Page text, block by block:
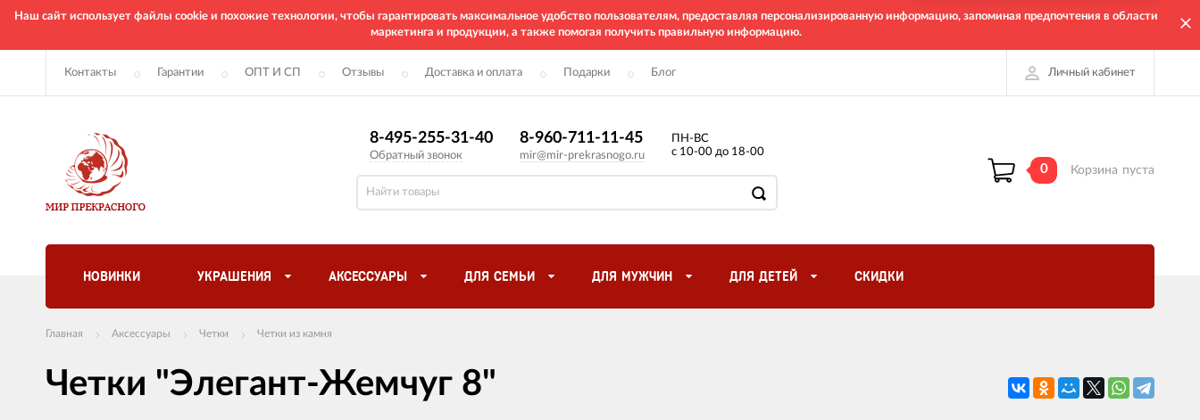
Наш сайт использует файлы cookie и похожие технологии, чтобы гарантировать максимальное удобство пользователям, предоставляя персонализированную информацию, запоминая предпочтения в области
маркетинга и продукции, а также помогая получить правильную информацию.
Контакты Гарантии ОПТ И СП Отзывы Доставка и оплата Подарки Блог Личный кабинет
8-495-255-31-40
Обратный звонок
8-960-711-11-45
mir@mir-prekrasnogo.ru
ПН-ВС
с 10-00 до 18-00
0 Корзина пуста
НОВИНКИ УКРАШЕНИЯ АКСЕССУАРЫ ДЛЯ СЕМЬИ ДЛЯ МУЖЧИН ДЛЯ ДЕТЕЙ СКИДКИ
Главная Аксессуары Четки Четки из камня
Четки "Элегант-Жемчуг 8"